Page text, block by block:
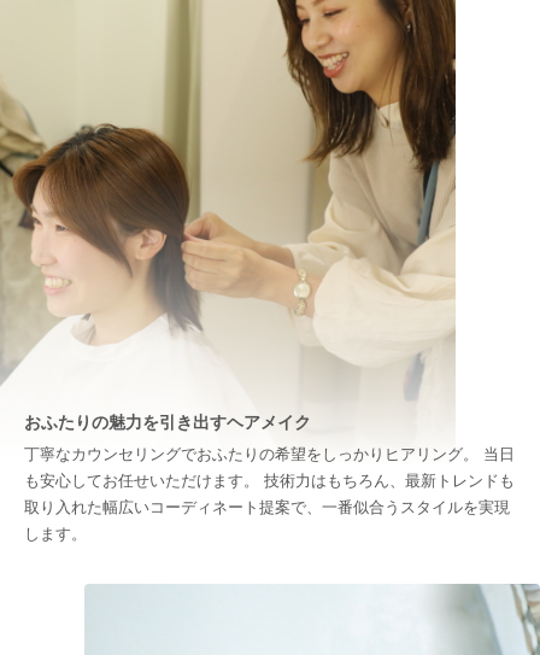
おふたりの魅力を引き出すヘアメイク
丁寧なカウンセリングでおふたりの希望をしっかりヒアリング。 当日
も安心してお任せいただけます。 技術力はもちろん、最新トレンドも
取り入れた幅広いコーディネート提案で、一番似合うスタイルを実現
します。